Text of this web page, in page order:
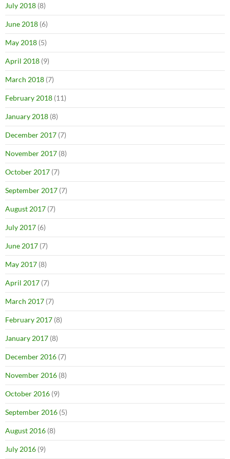
July 2018 (8)
June 2018 (6)
May 2018 (5)
April 2018 (9)
March 2018 (7)
February 2018 (11)
January 2018 (8)
December 2017 (7)
November 2017 (8)
October 2017 (7)
September 2017 (7)
August 2017 (7)
July 2017 (6)
June 2017 (7)
May 2017 (8)
April 2017 (7)
March 2017 (7)
February 2017 (8)
January 2017 (8)
December 2016 (7)
November 2016 (8)
October 2016 (9)
September 2016 (5)
August 2016 (8)
July 2016 (9)